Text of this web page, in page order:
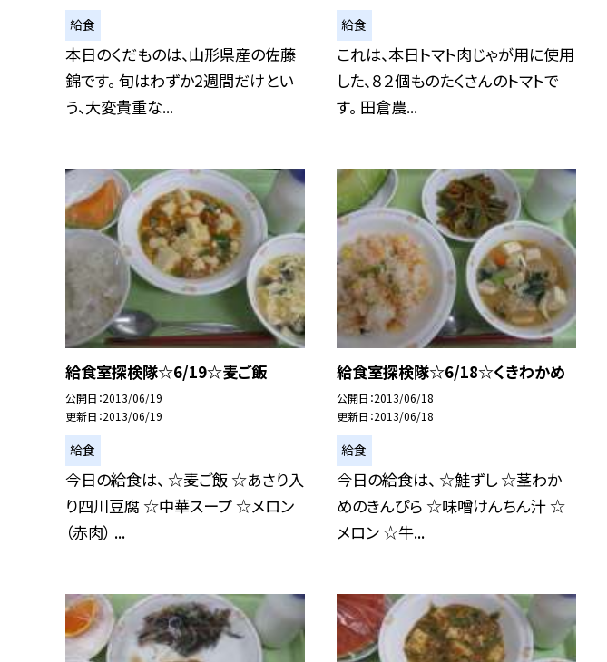
給食
本日のくだものは、山形県産の佐藤
錦です。 旬はわずか2週間だけとい
う、大変貴重な...
給食
これは、本日トマト肉じゃが用に使用
した、８２個ものたくさんのトマトで
す。 田倉農...
給食室探検隊☆6/19☆麦ご飯
公開日 2013/06/19
更新日 2013/06/19
給食
今日の給食は、 ☆麦ご飯 ☆あさり入
り四川豆腐 ☆中華スープ ☆メロン
（赤肉） ...
給食室探検隊☆6/18☆くきわかめ
公開日 2013/06/18
更新日 2013/06/18
給食
今日の給食は、 ☆鮭ずし ☆茎わか
めのきんぴら ☆味噌けんちん汁 ☆
メロン ☆牛...